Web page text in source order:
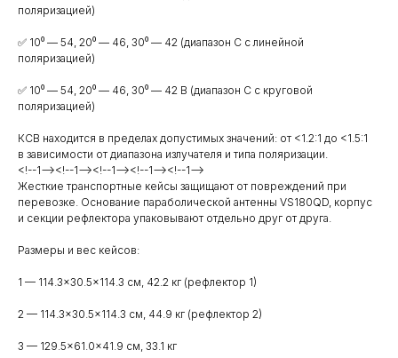
поляризацией)
✅ 10⁰ — 54, 20⁰ — 46, 30⁰ — 42 (диапазон С с линейной
поляризацией)
✅ 10⁰ — 54, 20⁰ — 46, 30⁰ — 42 В (диапазон С с круговой
поляризацией)
КСВ находится в пределах допустимых значений: от <1.2:1 до <1.5:1
в зависимости от диапазона излучателя и типа поляризации.
<!--1--><!--1--><!--1--><!--1--><!--1-->
Жесткие транспортные кейсы защищают от повреждений при
перевозке. Основание параболической антенны VS180QD, корпус
и секции рефлектора упаковывают отдельно друг от друга.
Размеры и вес кейсов:
1 — 114.3×30.5×114.3 см, 42.2 кг (рефлектор 1)
2 — 114.3×30.5×114.3 см, 44.9 кг (рефлектор 2)
3 — 129.5×61.0×41.9 см, 33.1 кг